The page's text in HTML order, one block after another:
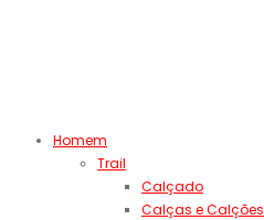
Homem
Trail
Calçado
Calças e Calções